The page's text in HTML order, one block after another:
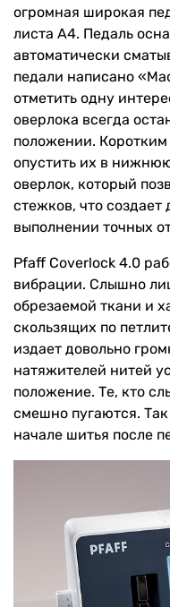
огромная широкая
листа А4. Педаль
автоматически
педали написано
отметить одну
оверлока всегда
положении.
опустить их в
оверлок, который
стежков, что создает
выполнении точных
Pfaff Coverlock 4.0
вибрации. Слышно
обрезаемой ткани и
скользящих по
издает довольно
натяжителей нитей
положение. Те, кто
смешно пугаются.
начале шитья после